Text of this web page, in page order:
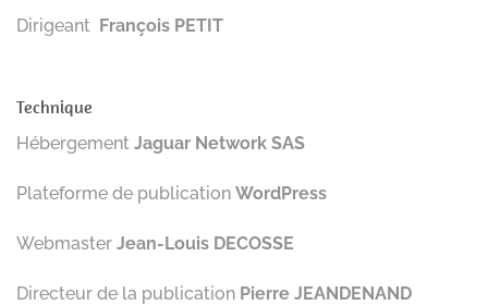
Dirigeant François PETIT
Technique
Hébergement Jaguar Network SAS
Plateforme de publication WordPress
Webmaster Jean-Louis DECOSSE
Directeur de la publication Pierre JEANDENAND